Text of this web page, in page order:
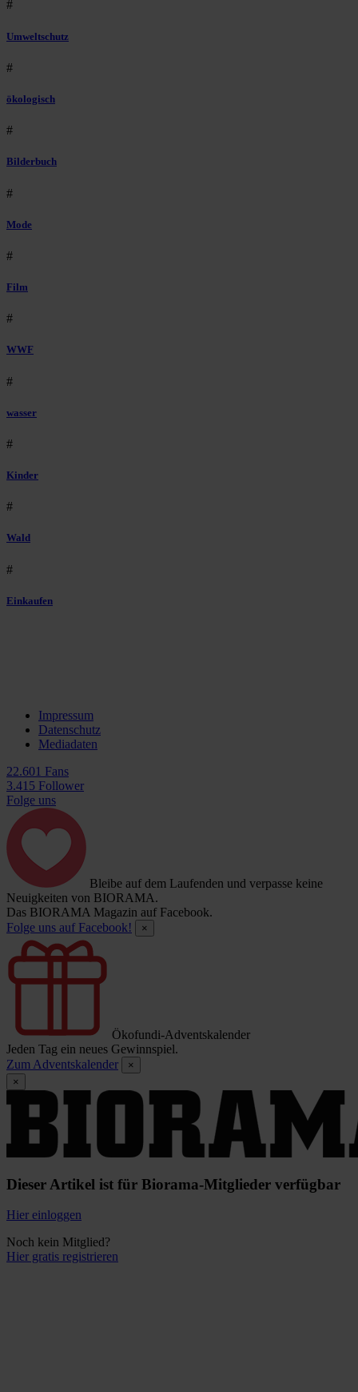
#
Umweltschutz
#
ökologisch
#
Bilderbuch
#
Mode
#
Film
#
WWF
#
wasser
#
Kinder
#
Wald
#
Einkaufen
Impressum
Datenschutz
Mediadaten
22.601 Fans
3.415 Follower
Folge uns
Bleibe auf dem Laufenden und verpasse keine
Neuigkeiten von BIORAMA.
Das BIORAMA Magazin auf Facebook.
Folge uns auf Facebook!
×
Ökofundi-Adventskalender
Jeden Tag ein neues Gewinnspiel.
Zum Adventskalender
×
×
Dieser Artikel ist für Biorama-Mitglieder verfügbar
Hier einloggen
Noch kein Mitglied?
Hier gratis registrieren